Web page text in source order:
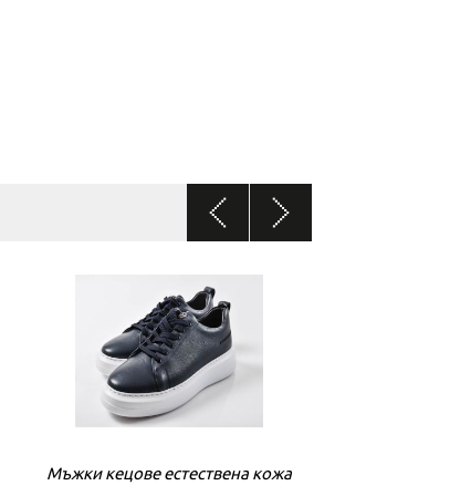
Мъжки кецове естествена кожа